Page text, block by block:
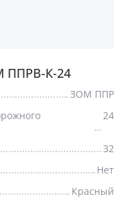
ППРВ-К-24
ЗОМ ППР
24
32
Нет
Красный